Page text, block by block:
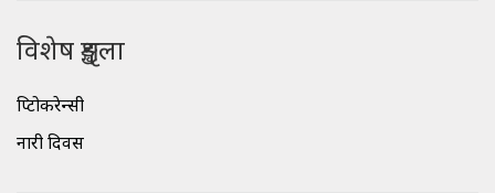
विशेष शृङ्खला
क्रिप्टोकरेन्सी
नारी दिवस